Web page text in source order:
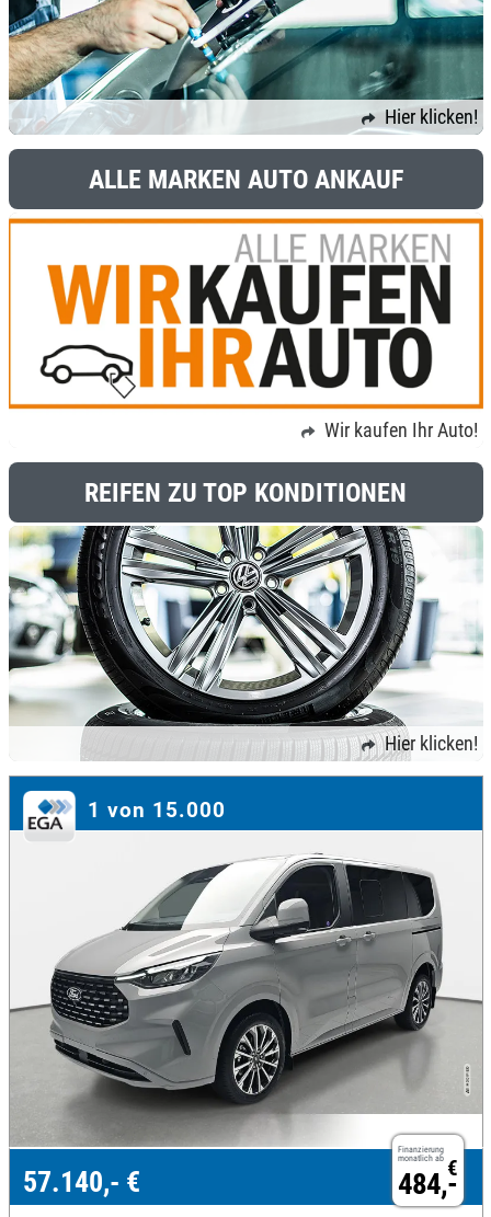
Hier klicken!
ALLE MARKEN AUTO ANKAUF
Wir kaufen Ihr Auto!
REIFEN ZU TOP KONDITIONEN
Hier klicken!
1 von 15.000
Finanzierung
monatlich ab €
484,-
57.140,- €